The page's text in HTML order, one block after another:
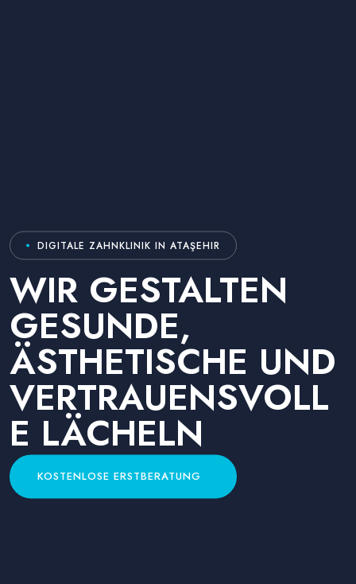
DIGITALE ZAHNKLINIK IN ATAŞEHIR
WIR GESTALTEN
GESUNDE,
ÄSTHETISCHE UND
VERTRAUENSVOLL
E LÄCHELN
KOSTENLOSE ERSTBERATUNG